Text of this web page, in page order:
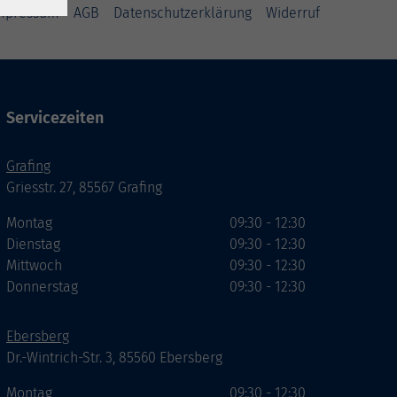
AGB Datenschutzerklärung Widerruf
Servicezeiten
Grafing
Griesstr. 27, 85567 Grafing
Montag
Dienstag
Mittwoch
Donnerstag
09:30 - 12:30
09:30 - 12:30
09:30 - 12:30
09:30 - 12:30
Ebersberg
Dr.-Wintrich-Str. 3, 85560 Ebersberg
Montag 09:30 - 12:30